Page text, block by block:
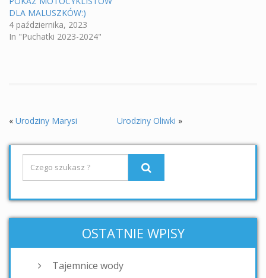
DLA MALUSZKÓW:)
4 października, 2023
In "Puchatki 2023-2024"
« Urodziny Marysi Urodziny Oliwki »
OSTATNIE WPISY
Tajemnice wody